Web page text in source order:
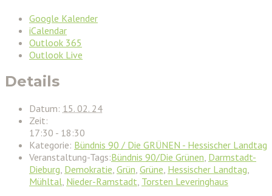
Google Kalender
iCalendar
Outlook 365
Outlook Live
Details
Datum: 15. 02. 24
Zeit:
17:30 - 18:30
Kategorie: Bündnis 90 / Die GRÜNEN - Hessischer Landtag
Veranstaltung-Tags:Bündnis 90/Die Grünen, Darmstadt-
Dieburg, Demokratie, Grün, Grüne, Hessischer Landtag,
Mühltal, Nieder-Ramstadt, Torsten Leveringhaus